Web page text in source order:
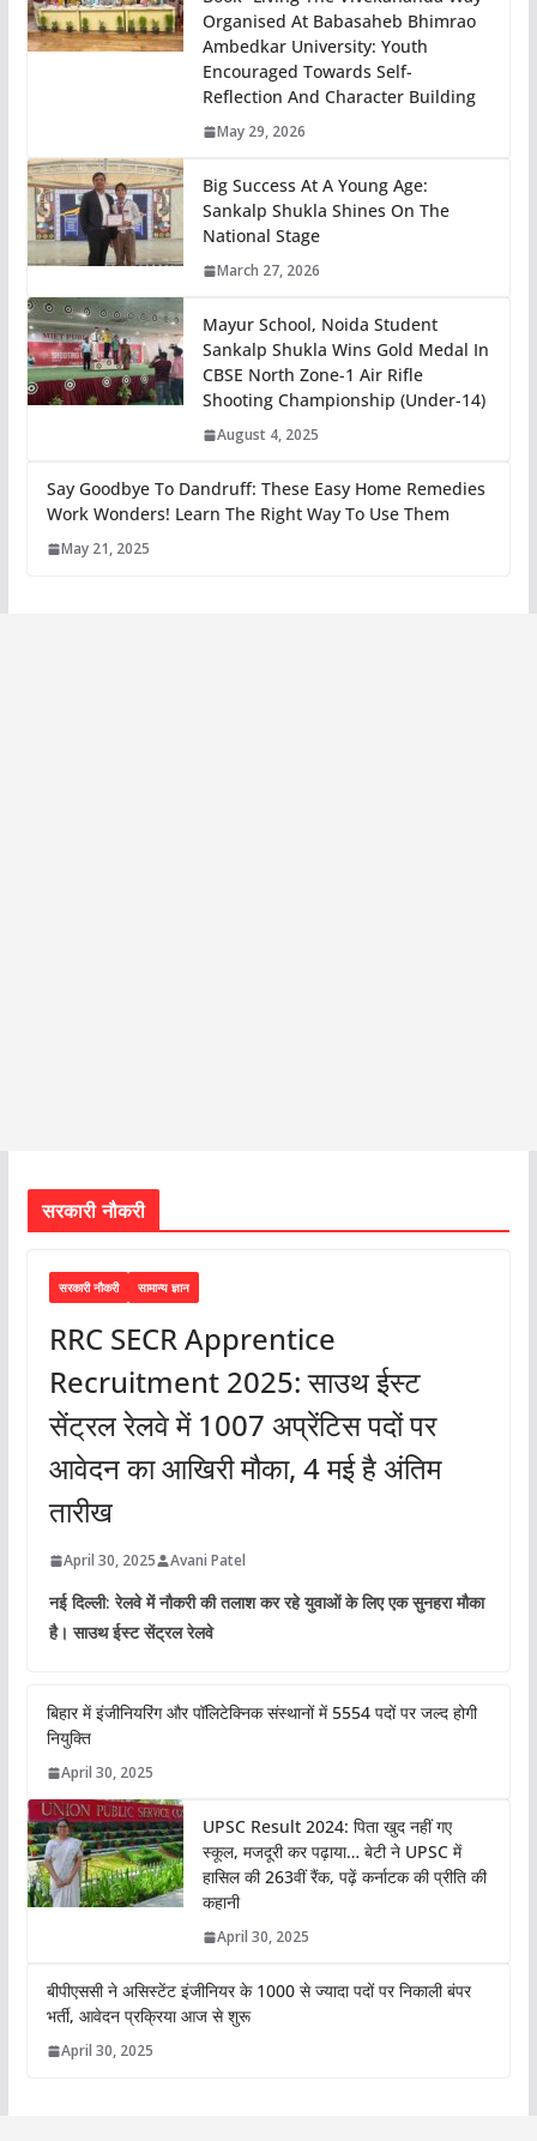
Organised At Babasaheb Bhimrao
Ambedkar University: Youth
Encouraged Towards Self-
Reflection And Character Building
May 29, 2026
Big Success At A Young Age:
Sankalp Shukla Shines On The
National Stage
March 27, 2026
Mayur School, Noida Student
Sankalp Shukla Wins Gold Medal In
CBSE North Zone-1 Air Rifle
Shooting Championship (Under-14)
August 4, 2025
Say Goodbye To Dandruff: These Easy Home Remedies
Work Wonders! Learn The Right Way To Use Them
May 21, 2025
सरकारी नौकरी
सरकारी नौकरी सामान्य ज्ञान
RRC SECR Apprentice
Recruitment 2025: साउथ ईस्ट
सेंट्रल रेलवे में 1007 अप्रेंटिस पदों पर
आवेदन का आखिरी मौका, 4 मई है अंतिम
तारीख
April 30, 2025 Avani Patel
नई दिल्ली: रेलवे में नौकरी की तलाश कर रहे युवाओं के लिए एक सुनहरा मौका
है। साउथ ईस्ट सेंट्रल रेलवे
बिहार में इंजीनियरिंग और पॉलिटेक्निक संस्थानों में 5554 पदों पर जल्द होगी
नियुक्ति
April 30, 2025
UPSC Result 2024: पिता खुद नहीं गए
स्कूल, मजदूरी कर पढ़ाया… बेटी ने UPSC में
हासिल की 263वीं रैंक, पढ़ें कर्नाटक की प्रीति की
कहानी
April 30, 2025
बीपीएससी ने असिस्टेंट इंजीनियर के 1000 से ज्यादा पदों पर निकाली बंपर
भर्ती, आवेदन प्रक्रिया आज से शुरू
April 30, 2025